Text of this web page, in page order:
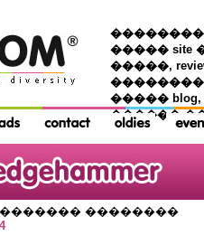
���������
����� site
�����,
����� blog,
������
��������